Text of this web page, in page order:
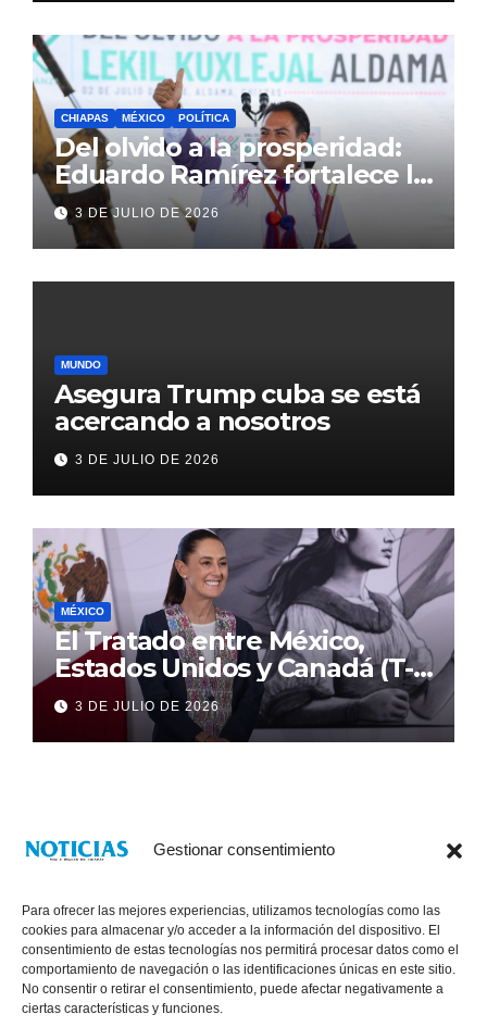
Gestionar consentimiento
Para ofrecer las mejores experiencias, utilizamos tecnologías como las
cookies para almacenar y/o acceder a la información del dispositivo. El
consentimiento de estas tecnologías nos permitirá procesar datos como el
comportamiento de navegación o las identificaciones únicas en este sitio.
No consentir o retirar el consentimiento, puede afectar negativamente a
ciertas características y funciones.
CHIAPAS MÉXICO POLÍTICA
Del olvido a la prosperidad:
Eduardo Ramírez fortalece la
transformación de Aldama
con inversión histórica
3 DE JULIO DE 2026
MUNDO
Asegura Trump cuba se está
acercando a nosotros
3 DE JULIO DE 2026
MÉXICO
El Tratado entre México,
Estados Unidos y Canadá (T-
MEC) se mantiene hasta el
2036: Presidenta Claudia
Sheinbaum
3 DE JULIO DE 2026
® Derechos Reservados 2026|